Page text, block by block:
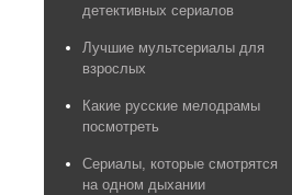
детективных сериалов
Лучшие мультсериалы для
взрослых
Какие русские мелодрамы
посмотреть
Сериалы, которые смотрятся
на одном дыхании